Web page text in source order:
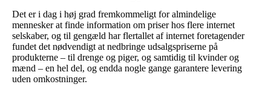
Det er i dag i høj grad fremkommeligt for almindelige
mennesker at finde information om priser hos flere internet
selskaber, og til gengæld har flertallet af internet foretagender
fundet det nødvendigt at nedbringe udsalgspriserne på
produkterne – til drenge og piger, og samtidig til kvinder og
mænd – en hel del, og endda nogle gange garantere levering
uden omkostninger.